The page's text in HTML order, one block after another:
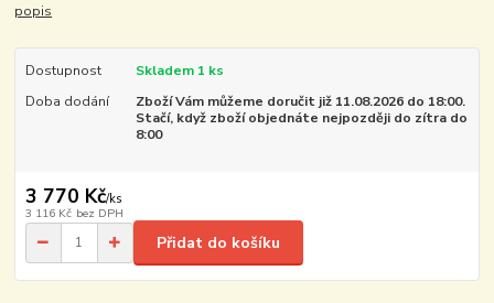
popis
Dostupnost
Skladem 1 ks
Doba dodání
Zboží Vám můžeme doručit již 11.08.2026 do 18:00.
Stačí, když zboží objednáte nejpozději do zítra do
8:00
3 770 Kč/ks
3 116 Kč bez DPH
Přidat do košíku